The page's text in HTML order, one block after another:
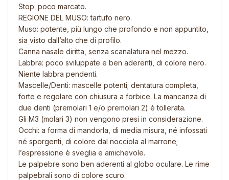
Stop: poco marcato.
REGIONE DEL MUSO: tartufo nero.
Muso: potente, più lungo che profondo e non appuntito,
sia visto dall’alto che di profilo.
Canna nasale diritta, senza scanalatura nel mezzo.
Labbra: poco sviluppate e ben aderenti, di colore nero.
Niente labbra pendenti.
Mascelle/Denti: mascelle potenti; dentatura completa,
forte e regolare con chiusura a forbice. La mancanza di
due denti (premolari 1 e/o premolari 2) è tollerata.
Gli M3 (molari 3) non vengono presi in considerazione.
Occhi: a forma di mandorla, di media misura, né infossati
né sporgenti, di colore dal nocciola al marrone;
l’espressione è sveglia e amichevole.
Le palpebre sono ben aderenti al globo oculare. Le rime
palpebrali sono di colore scuro.